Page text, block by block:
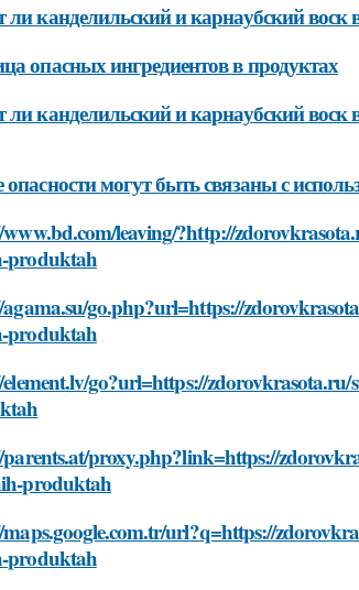
ли канделильский и карнаубский
опасных ингредиентов в продуктах
канделильский и карнаубский воск
могут быть связаны с
leaving/?http://
produktah
go.php?url=https://
produktah
go?url=https://
proxy.php?link=https://
produktah
url?q=https://
produktah